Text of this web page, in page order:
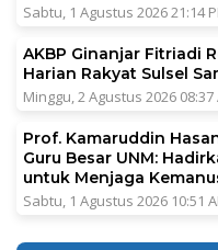
Sabtu, 1 Agustus 2026 21:14
AKBP Ginanjar Fitriadi
Harian Rakyat Sulsel
Minggu, 2 Agustus 2026 08:37
Prof. Kamaruddin
Guru Besar UNM:
untuk Menjaga
Sabtu, 1 Agustus 2026 10:51